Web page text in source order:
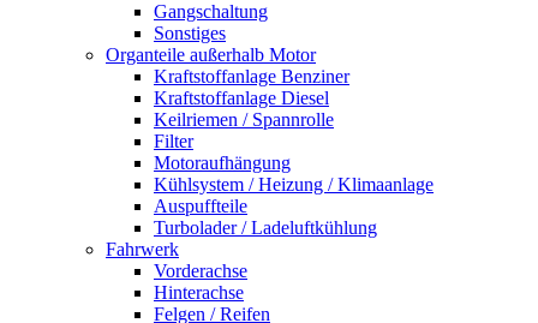
Gangschaltung
Sonstiges
Organteile außerhalb Motor
Kraftstoffanlage Benziner
Kraftstoffanlage Diesel
Keilriemen / Spannrolle
Filter
Motoraufhängung
Kühlsystem / Heizung / Klimaanlage
Auspuffteile
Turbolader / Ladeluftkühlung
Fahrwerk
Vorderachse
Hinterachse
Felgen / Reifen